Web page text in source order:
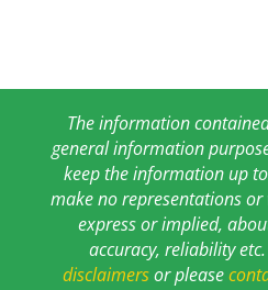
The information
general information
keep the information up
make no representations
express or implied,
accuracy, reliability
disclaimersor please